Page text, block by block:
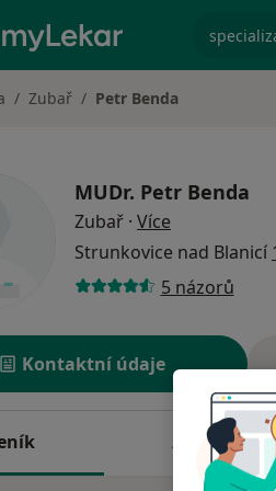
Zubař Petr Benda
MUDr. Petr Benda
Zubař · Více
Strunkovice nad Blanicí
5 názorů
Kontaktní údaje
Adresy